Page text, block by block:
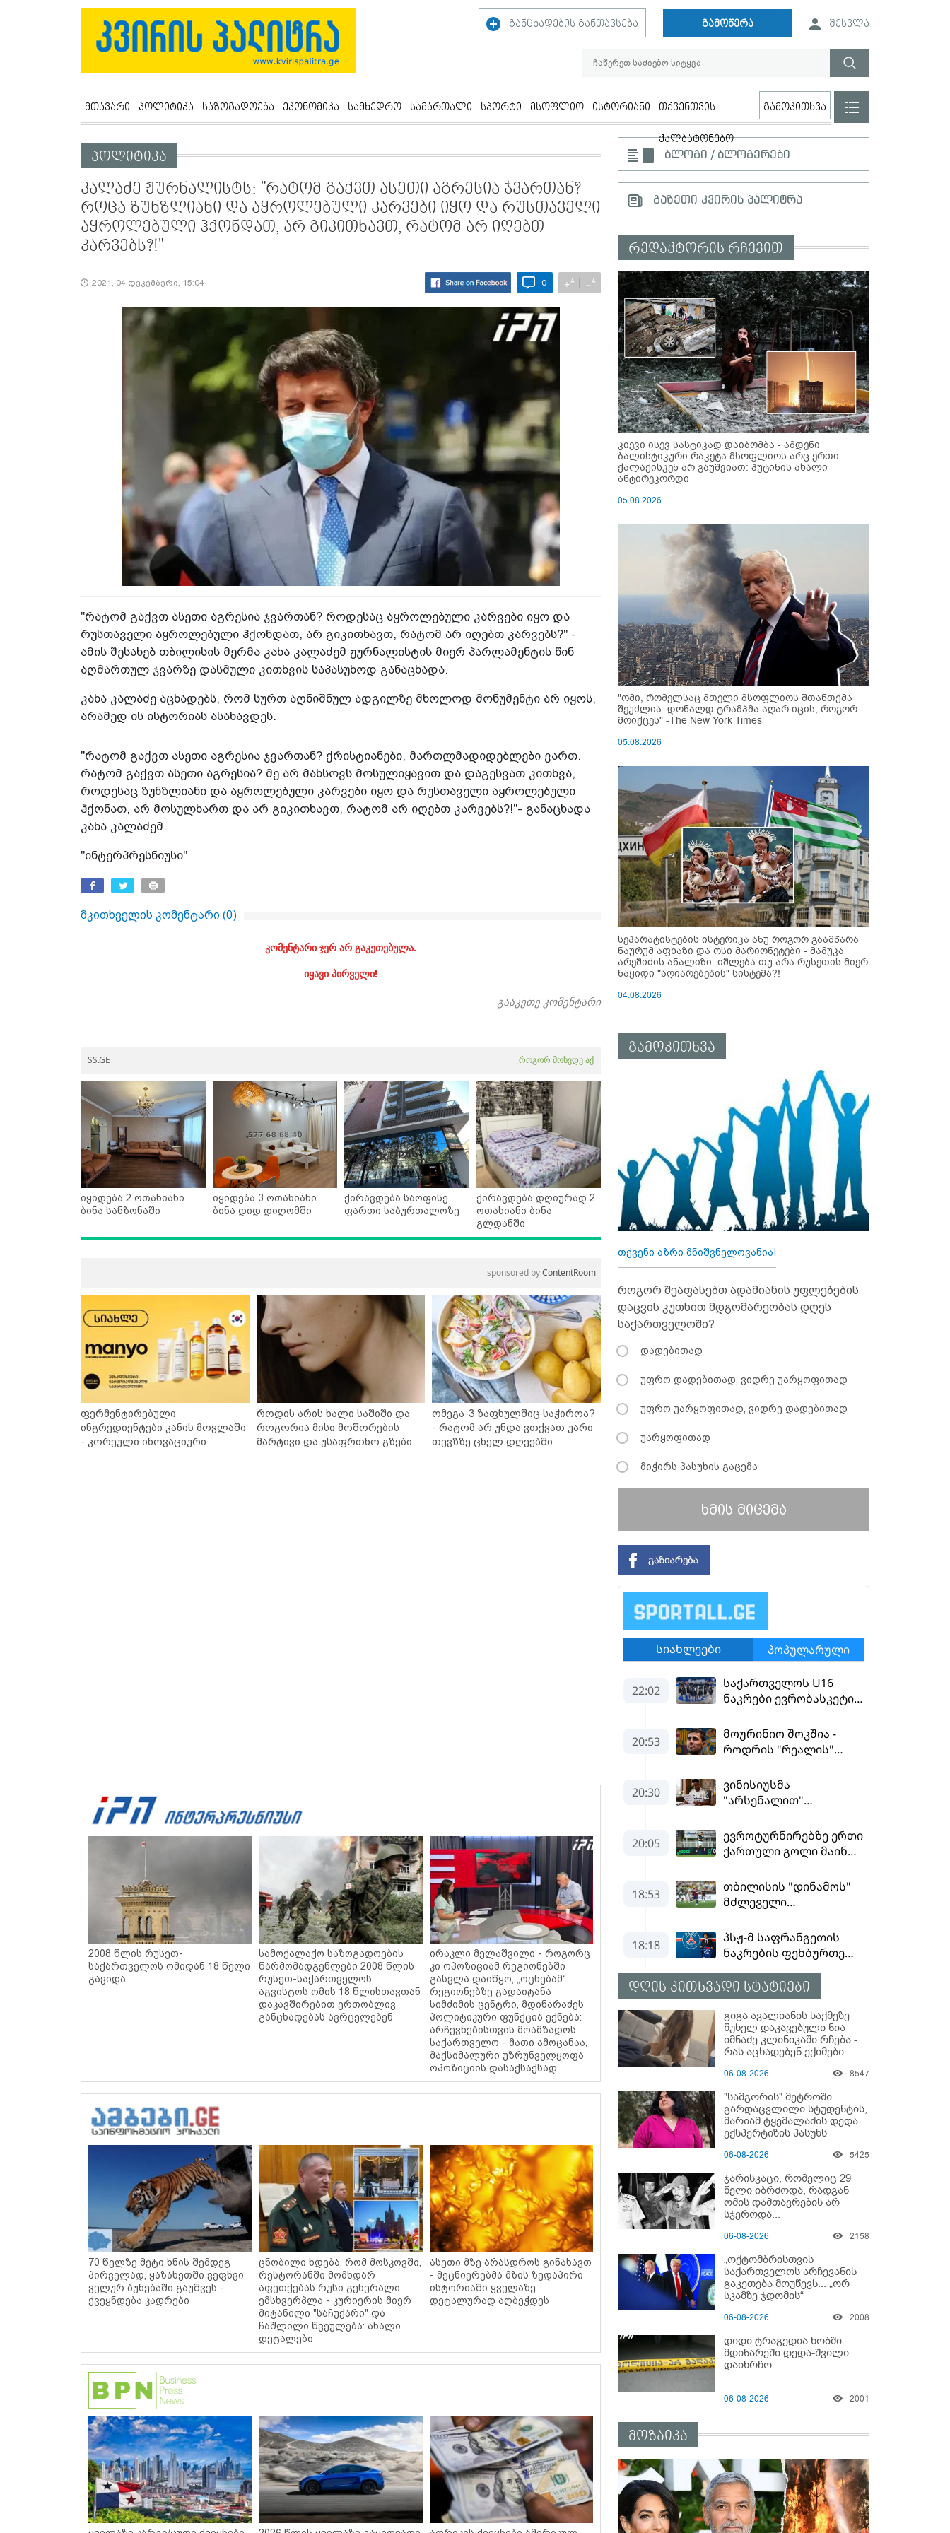
განცხადების განთავსება გამოწერა შესვლა
მთავარი პოლიტიკა საზოგადოება ეკონომიკა სამხედრო სამართალი სპორტი მსოფლიო ისტორიანი თქვენთვის
ქალბატონებო
გამოკითხვა
პოლიტიკა
კალაძე ჟურნალისტს: "რატომ გაქვთ ასეთი აგრესია ჯვართან?
როცა ზუნზლიანი და აყროლებული კარვები იყო და რუსთაველი
აყროლებული ჰქონდათ, არ გიკითხავთ, რატომ არ იღებთ
კარვებს?!"
2021, 04 დეკემბერი, 15:04 0 +A −A
"რატომ გაქვთ ასეთი აგრესია ჯვართან? როდესაც აყროლებული კარვები იყო და
რუსთაველი აყროლებული ჰქონდათ, არ გიკითხავთ, რატომ არ იღებთ კარვებს?" -
ამის შესახებ თბილისის მერმა კახა კალაძემ ჟურნალისტის მიერ პარლამენტის წინ
აღმართულ ჯვარზე დასმული კითხვის საპასუხოდ განაცხადა.
კახა კალაძე აცხადებს, რომ სურთ აღნიშნულ ადგილზე მხოლოდ მონუმენტი არ იყოს,
არამედ ის ისტორიას ასახავდეს.
"რატომ გაქვთ ასეთი აგრესია ჯვართან? ქრისტიანები, მართლმადიდებლები ვართ.
რატომ გაქვთ ასეთი აგრესია? მე არ მახსოვს მოსულიყავით და დაგესვათ კითხვა,
როდესაც ზუნზლიანი და აყროლებული კარვები იყო და რუსთაველი აყროლებული
ჰქონათ, არ მოსულხართ და არ გიკითხავთ, რატომ არ იღებთ კარვებს?!"- განაცხადა
კახა კალაძემ.
"ინტერპრესნიუსი"
მკითხველის კომენტარი (0)
კომენტარი ჯერ არ გაკეთებულა.
იყავი პირველი!
გააკეთე კომენტარი
SS.GE როგორ მოხვდე აქ
იყიდება 2 ოთახიანი
ბინა სანზონაში
იყიდება 3 ოთახიანი
ბინა დიდ დიღომში
ქირავდება საოფისე
ფართი საბურთალოზე
ქირავდება დღიურად 2
ოთახიანი ბინა
გლდანში
sponsored byContentRoom
ფერმენტირებული
ინგრედიენტები კანის მოვლაში
- კორეული ინოვაციური
როდის არის ხალი საშიში და
როგორია მისი მოშორების
მარტივი და უსაფრთხო გზები
ომეგა-3 ზაფხულშიც საჭიროა?
- რატომ არ უნდა ვთქვათ უარი
თევზზე ცხელ დღეებში
2008 წლის რუსეთ-
საქართველოს ომიდან 18 წელი
გავიდა
სამოქალაქო საზოგადოების
წარმომადგენლები 2008 წლის
რუსეთ-საქართველოს
აგვისტოს ომის 18 წლისთავთან
დაკავშირებით ერთობლივ
განცხადებას ავრცელებენ
ირაკლი მელაშვილი - როგორც
კი ოპოზიციამ რეგიონებში
გასვლა დაიწყო, „ოცნებამ“
რეგიონებზე გადაიტანა
სიმძიმის ცენტრი, მდინარაძეს
პოლიტიკური ფუნქცია ექნება:
არჩევნებისთვის მოამზადოს
საქართველო - მათი ამოცანაა,
მაქსიმალური უზრუნველყოფა
ოპოზიციის დასაქსაქსად
70 წელზე მეტი ხნის შემდეგ
პირველად, ყაზახეთში ვეფხვი
ველურ ბუნებაში გაუშვეს -
ქვეყნდება კადრები
ცნობილი ხდება, რომ მოსკოვში,
რესტორანში მომხდარ
აფეთქებას რუსი გენერალი
ემსხვერპლა - კურიერის მიერ
მიტანილი "საჩუქარი" და
ჩაშლილი წვეულება: ახალი
დეტალები
ასეთი მზე არასდროს გინახავთ
- მეცნიერებმა მზის ზედაპირი
ისტორიაში ყველაზე
დეტალურად აღბეჭდეს
ბლოგი / ბლოგერები
გაზეთი კვირის პალიტრა
რედაქტორის რჩევით
კიევი ისევ სასტიკად დაიბომბა - ამდენი
ბალისტიკური რაკეტა მსოფლიოს არც ერთი
ქალაქისკენ არ გაუშვიათ: პუტინის ახალი
ანტირეკორდი
05.08.2026
"ომი, რომელსაც მთელი მსოფლიოს შთანთქმა
შეუძლია: დონალდ ტრამპმა აღარ იცის, როგორ
მოიქცეს" -The New York Times
05.08.2026
სეპარატისტების ისტერიკა ანუ როგორ გაამწარა
ნაურუმ აფხაზი და ოსი მარიონეტები - მამუკა
არეშიძის ანალიზი: იშლება თუ არა რუსეთის მიერ
ნაყიდი "აღიარებების" სისტემა?!
04.08.2026
გამოკითხვა
თქვენი აზრი მნიშვნელოვანია!
როგორ შეაფასებთ ადამიანის უფლებების
დაცვის კუთხით მდგომარეობას დღეს
საქართველოში?
დადებითად
უფრო დადებითად, ვიდრე უარყოფითად
უფრო უარყოფითად, ვიდრე დადებითად
უარყოფითად
მიჭირს პასუხის გაცემა
ხმის მიცემა
დღის კითხვადი სტატიები
გიგა ავალიანის საქმეზე
წუხელ დაკავებული ნია
იმნაძე კლინიკაში რჩება -
რას აცხადებენ ექიმები
06-08-2026 8547
"სამგორის" მეტროში
გარდაცვლილი სტუდენტის,
მარიამ ტყემალაძის დედა
ექსპერტიზის პასუხს
გოგონას გარდაცვალების
06-08-2026 5425
ჯარისკაცი, რომელიც 29
წელი იბრძოდა, რადგან
ომის დამთავრების არ
სჯეროდა...
06-08-2026 2158
„ოქტომბრისთვის
საქართველოს არჩევანის
გაკეთება მოუწევს... „ორ
სკამზე ჯდომის“
დასრულდეს“ - მირიან
06-08-2026 2008
დიდი ტრაგედია ხობში:
მდინარეში დედა-შვილი
დაიხრჩო
06-08-2026 2001
მოზაიკა